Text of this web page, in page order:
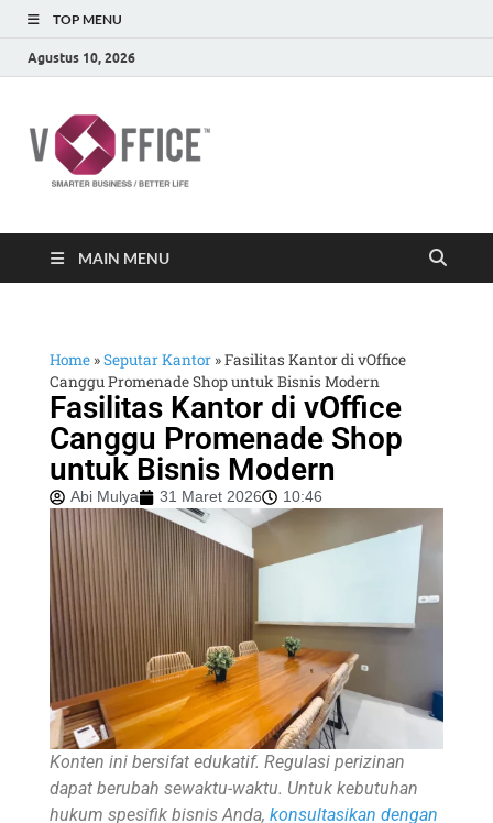
TOP MENU
Agustus 10, 2026
MAIN MENU
Home »Seputar Kantor »Fasilitas Kantor di vOffice
Canggu Promenade Shop untuk Bisnis Modern
Fasilitas Kantor di vOffice
Canggu Promenade Shop
untuk Bisnis Modern
Abi Mulya 31 Maret 2026 10:46
Konten ini bersifat edukatif. Regulasi perizinan
dapat berubah sewaktu-waktu. Untuk kebutuhan
hukum spesifik bisnis Anda, konsultasikan dengan